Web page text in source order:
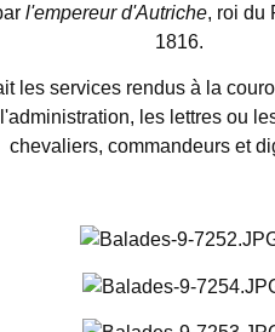
l'empereur d'Autriche, roi du
1816.
les services rendus à la
les lettres ou
chevaliers, commandeurs et